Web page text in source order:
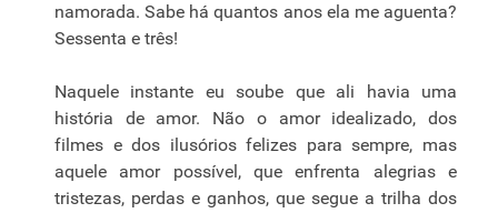
namorada. Sabe há quantos anos ela me aguenta?
Sessenta e três!
Naquele instante eu soube que ali havia uma
história de amor. Não o amor idealizado, dos
filmes e dos ilusórios felizes para sempre, mas
aquele amor possível, que enfrenta alegrias e
tristezas, perdas e ganhos, que segue a trilha dos